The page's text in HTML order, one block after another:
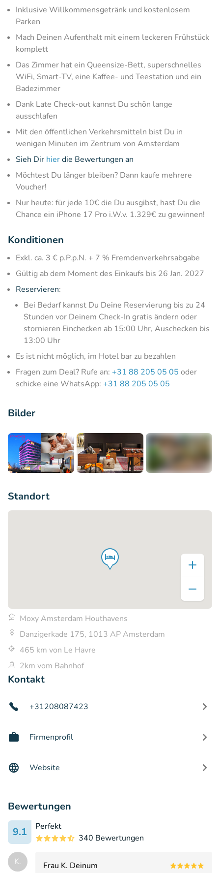
Inklusive Willkommensgetränk und kostenlosem
Parken
Mach Deinen Aufenthalt mit einem leckeren Frühstück
komplett
Das Zimmer hat ein Queensize-Bett, superschnelles
WiFi, Smart-TV, eine Kaffee- und Teestation und ein
Badezimmer
Dank Late Check-out kannst Du schön lange
ausschlafen
Mit den öffentlichen Verkehrsmitteln bist Du in
wenigen Minuten im Zentrum von Amsterdam
Sieh Dir hierdie Bewertungen an
Möchtest Du länger bleiben? Dann kaufe mehrere
Voucher!
Nur heute: für jede 10€ die Du ausgibst, hast Du die
Chance ein iPhone 17 Pro i.W.v. 1.329€ zu gewinnen!
Konditionen
Exkl. ca. 3 € p.P.p.N. + 7 % Fremdenverkehrsabgabe
Gültig ab dem Moment des Einkaufs bis 26 Jan. 2027
Reservieren:
Bei Bedarf kannst Du Deine Reservierung bis zu 24
Stunden vor Deinem Check-In gratis ändern oder
stornieren Einchecken ab 15:00 Uhr, Auschecken bis
13:00 Uhr
Es ist nicht möglich, im Hotel bar zu bezahlen
Fragen zum Deal? Rufe an: +31 88 205 05 05 oder
schicke eine WhatsApp: +31 88 205 05 05
Bilder
Standort
Moxy Amsterdam Houthavens
Danzigerkade 175, 1013 AP Amsterdam
465 km von Le Havre
2km vom Bahnhof
Kontakt
+31208087423
Firmenprofil
Website
Bewertungen
9.1
Perfekt
340 Bewertungen
K. Frau K. Deinum